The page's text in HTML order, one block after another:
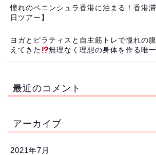
憧れのペニンシュラ香港に泊まる！香港
日ツアー】
ヨガとピラティスと自主筋トレで憧れの
えてきた
無理なく理想の身体を作る唯
最近のコメント
アーカイブ
2021年7月